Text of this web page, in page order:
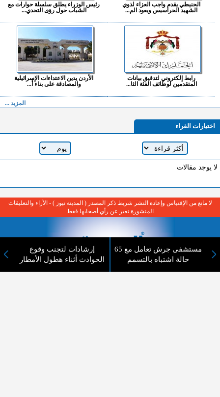
الحنيطي يقدم واجب العزاء لذوي
الشهيد الحراسيس ويعود الم...
رئيس الوزراء يطلق سلسلة حوارات مع
الشباب حول رؤى التحدي...
رابط إلكتروني لتدقيق بيانات
المتقدمين لوظائف الفئة الثا...
الأردن يدين الاعتداءات الإسرائيلية
والمصادقة على بناء أ...
المزيد ...
اختيارات القراء
لا يوجد مقالات
مستشفى جرش تعامل مع 65
حالة اشتباه بالتسمم
إرشادات لتجنب وقوع
الحوادث أثناء هطول الأمطار
لا مانع من الإقتباس وإعادة النشر شريط ذكر المصدر ( المدينة نيوز ) - الآراء والتعليقات
المنشورة تعبر عن رأي أصحابها فقط